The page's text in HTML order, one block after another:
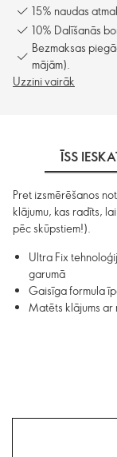
15% naudas
10% Dalīšanās
Bezmaksas
mājām).
Uzzini vairāk
ĪSS
Pret izsmērēšanos
klājumu, kas radīts,
pēc skūpstiem!).
Ultra Fix
garumā
Gaisīga formula
Matēts klājums ar